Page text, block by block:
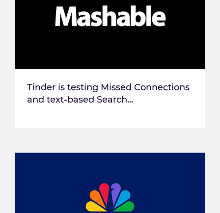
Tinder is testing Missed Connections
and text-based Search...